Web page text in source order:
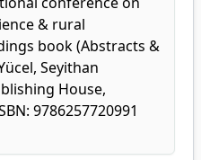
& rural
book (Abstracts &
Seyithan
House,
9786257720991